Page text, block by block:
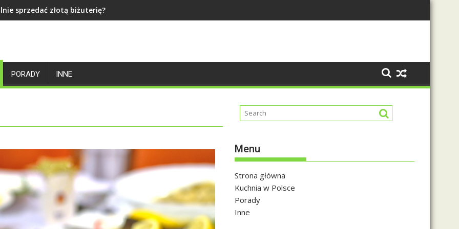
sprzedać złotą biżuterię?
PORADY INNE
Menu
Strona główna
Kuchnia w Polsce
Porady
Inne